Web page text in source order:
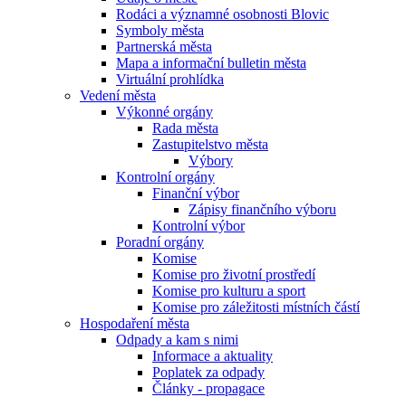
Rodáci a významné osobnosti Blovic
Symboly města
Partnerská města
Mapa a informační bulletin města
Virtuální prohlídka
Vedení města
Výkonné orgány
Rada města
Zastupitelstvo města
Výbory
Kontrolní orgány
Finanční výbor
Zápisy finančního výboru
Kontrolní výbor
Poradní orgány
Komise
Komise pro životní prostředí
Komise pro kulturu a sport
Komise pro záležitosti místních částí
Hospodaření města
Odpady a kam s nimi
Informace a aktuality
Poplatek za odpady
Články - propagace